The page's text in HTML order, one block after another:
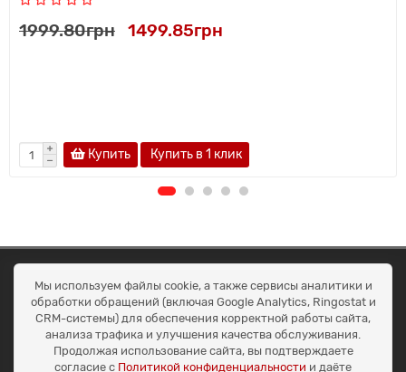
1999.80грн 1499.85грн
Купить Купить в 1 клик
ОКЕАН ТРЕЙД
Договір публичної оферти
Доставка та оплата
Наші контакти
Умови повернення
+38 (099) 452-20-02
Мы используем файлы cookie, а также сервисы аналитики и
обработки обращений (включая Google Analytics, Ringostat и
CRM-системы) для обеспечения корректной работы сайта,
анализа трафика и улучшения качества обслуживания.
Продолжая использование сайта, вы подтверждаете
согласие с Политикой конфиденциальности и даёте